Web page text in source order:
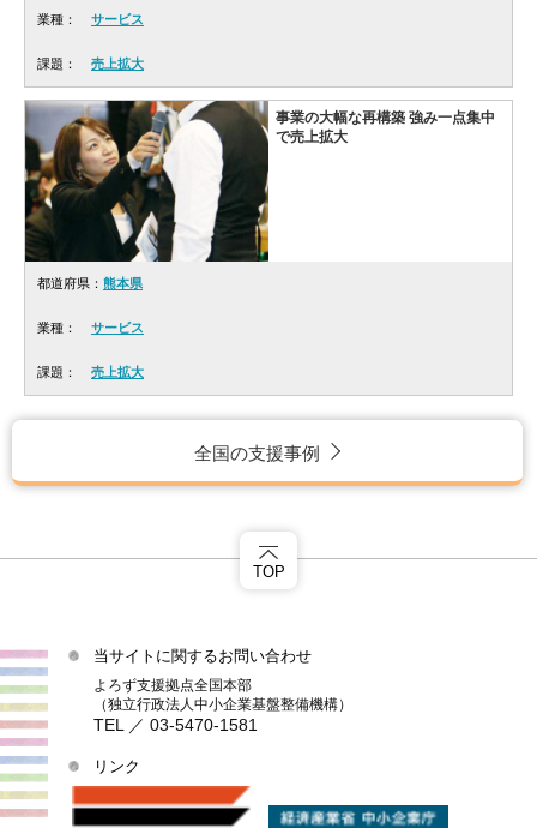
業種： サービス
課題： 売上拡大
事業の大幅な再構築 強み一点集中
で売上拡大
都道府県： 熊本県
業種： サービス
課題： 売上拡大
全国の支援事例
当サイトに関するお問い合わせ
よろず支援拠点全国本部
（独立行政法人中小企業基盤整備機構）
TEL ／ 03-5470-1581
リンク
TOP